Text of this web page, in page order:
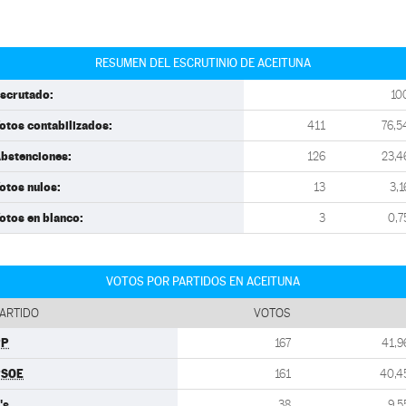
RESUMEN DEL ESCRUTINIO DE ACEITUNA
contabilizados: 411
126
nulos: 13
en blanco: 3
VOTOS POR PARTIDOS EN ACEITUNA
VOTOS
167
161